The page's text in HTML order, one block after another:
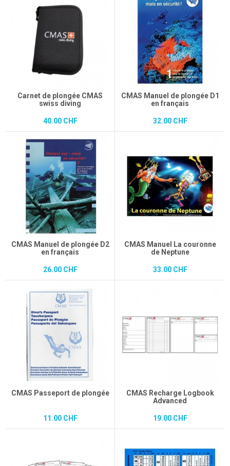
Carnet de plongée CMAS
swiss diving
40.00 CHF
CMAS Manuel de plongée D1
en français
32.00 CHF
CMAS Manuel de plongée D2
en français
26.00 CHF
CMAS Manuel La couronne
de Neptune
33.00 CHF
CMAS Passeport de plongée
11.00 CHF
CMAS Recharge Logbook
Advanced
19.00 CHF